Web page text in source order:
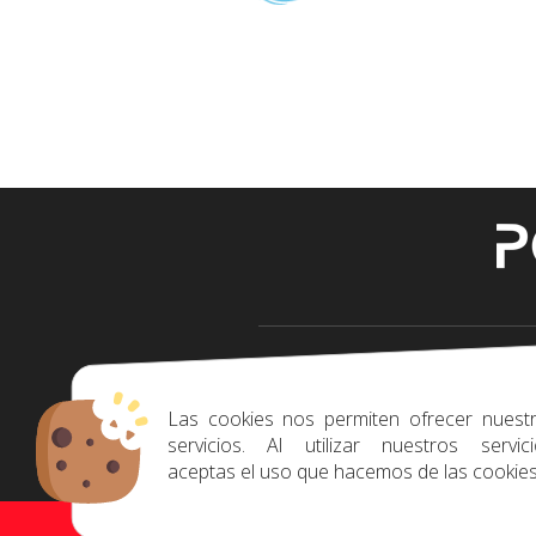
Las cookies nos permiten ofrecer
servicios. Al utilizar nuestros
aceptas el uso que hacemos de las